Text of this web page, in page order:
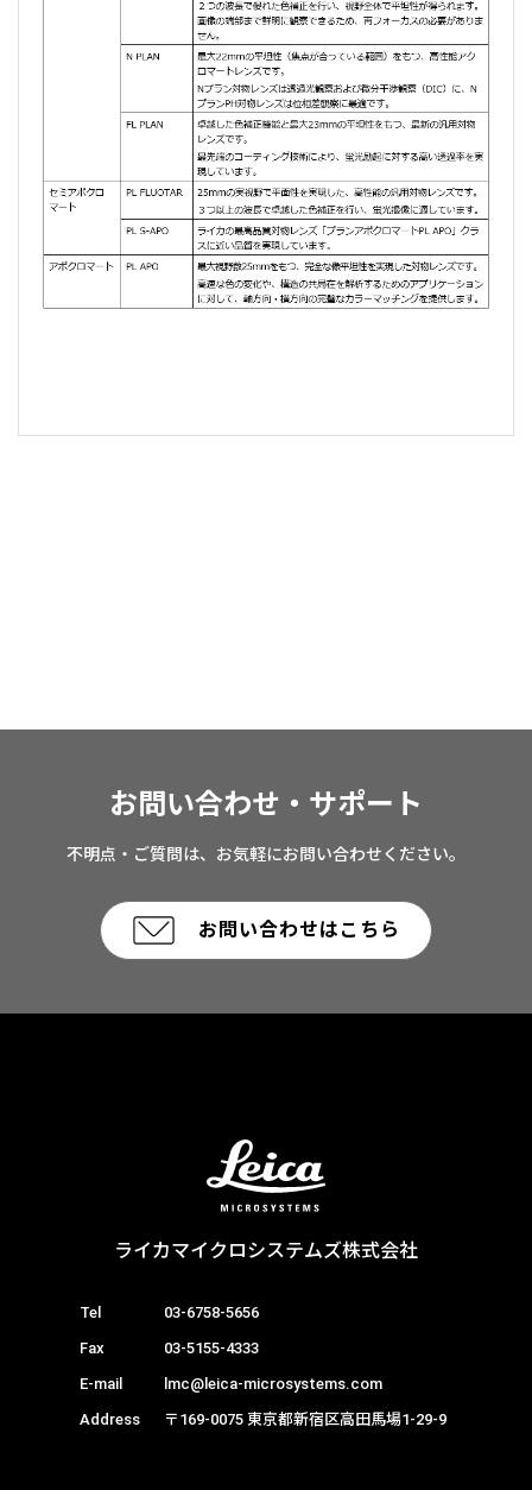
お問い合わせ・サポート
不明点・ご質問は、お気軽にお問い合わせください。
お問い合わせはこちら
ライカマイクロシステムズ株式会社
Tel
03-6758-5656
Fax
03-5155-4333
E-mail
lmc@leica-microsystems.com
Address
〒169-0075 東京都新宿区高田馬場1-29-9